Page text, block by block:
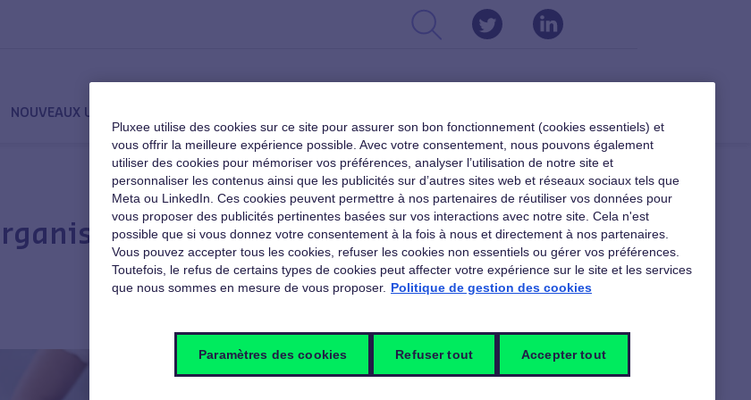
NOUVEAUX USAGES
de vos
A TÉLÉCHARGER
nouveaux usages au travail
Pour tout découvrir sur les nouvelles
Pluxee utilise des cookies sur ce site pour assurer son bon fonctionnement (cookies essentiels) et
vous offrir la meilleure expérience possible. Avec votre consentement, nous pouvons également
utiliser des cookies pour mémoriser vos préférences, analyser l’utilisation de notre site et
personnaliser les contenus ainsi que les publicités sur d’autres sites web et réseaux sociaux tels que
Meta ou LinkedIn. Ces cookies peuvent permettre à nos partenaires de réutiliser vos données pour
vous proposer des publicités pertinentes basées sur vos interactions avec notre site. Cela n'est
possible que si vous donnez votre consentement à la fois à nous et directement à nos partenaires.
Vous pouvez accepter tous les cookies, refuser les cookies non essentiels ou gérer vos préférences.
Toutefois, le refus de certains types de cookies peut affecter votre expérience sur le site et les services
que nous sommes en mesure de vous proposer. Politique de gestion des cookies
Paramètres des cookies Refuser tout Accepter tout